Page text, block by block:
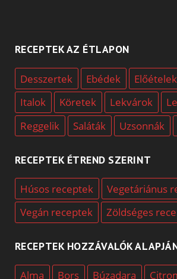
RECEPTEK AZ ÉTLAPON
Desszertek Ebédek Előételek
Italok
Köretek Lekvárok
Reggelik
Saláták Uzsonnák
RECEPTEK ÉTREND SZERINT
Húsos receptek
Vegetáriánus
Vegán receptek
Zöldséges
RECEPTEK HOZZÁVALÓK
Alma Bors Búzadara